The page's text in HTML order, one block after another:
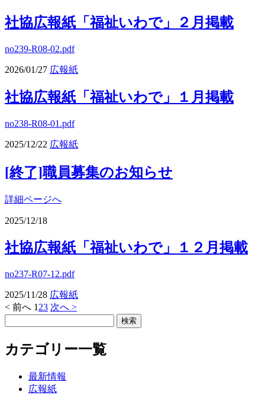
社協広報紙「福祉いわで」２月掲載
no239-R08-02.pdf
2026/01/27 広報紙
社協広報紙「福祉いわで」１月掲載
no238-R08-01.pdf
2025/12/22 広報紙
[終了]職員募集のお知らせ
詳細ページへ
2025/12/18
社協広報紙「福祉いわで」１２月掲載
no237-R07-12.pdf
2025/11/28 広報紙
< 前へ 1 23 次へ >
カテゴリー一覧
最新情報
広報紙